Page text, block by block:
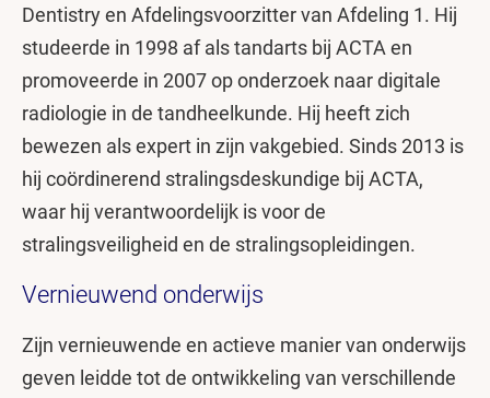
Dentistry en Afdelingsvoorzitter van Afdeling 1. Hij
studeerde in 1998 af als tandarts bij ACTA en
promoveerde in 2007 op onderzoek naar digitale
radiologie in de tandheelkunde. Hij heeft zich
bewezen als expert in zijn vakgebied. Sinds 2013 is
hij coördinerend stralingsdeskundige bij ACTA,
waar hij verantwoordelijk is voor de
stralingsveiligheid en de stralingsopleidingen.
Vernieuwend onderwijs
Zijn vernieuwende en actieve manier van onderwijs
geven leidde tot de ontwikkeling van verschillende